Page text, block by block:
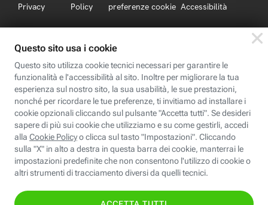
Privacy
Policy
preferenze cookie Accessibilità